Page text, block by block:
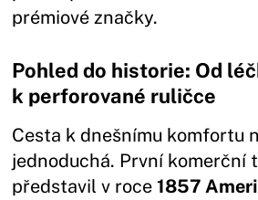
prémiové značky.
Pohled do historie: Od
k perforované ruličce
Cesta k dnešnímu komfortu
jednoduchá. První komerční
představil v roce1857